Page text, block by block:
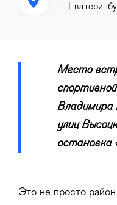
г.
Место
Владимира
улиц
остановка
Это не просто